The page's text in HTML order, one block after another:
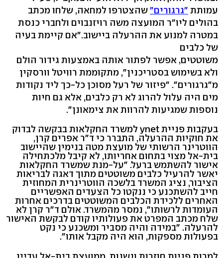
עמותת "גרגורים"שהצטרפו למחאה, שלחו מכתב
בהולים ליו"ר המועצה משה רויזנבוים ולחברי כנסת
במטרה למנוע את ההרעלה ביישוב."אם קיימת בעיה
של כלבים
משוטטים, אפשר לפתור אותה באמצעות גידור הולם
ולא בשימוש בסטריכנין", מתקוממת רוויטל וורסקין
מ"גרגורים". "פיזור של רעל מסוכן כל-כך ליד נקודות
מים היה עלול להרוג לא רק כלבים, אלא גם חיות
נוספות שמגיעות להרוות את צימאונן".
בעקבות פניית ynet למשרד החקלאות בבקשה לבדוק
את חוקיות ההרעלה, התברר כי ד"ר אפרים קרן,
הווטרינר הרשותי של מועצת מטה בנימין שהיישוב
בית-אל מצוי בתחום אחריותו, לא קיבל מלכתחילה
אישור להשתמש ברעל. "על-מנת שמשרד החקלאות
יאשר להרעיל כלבים משוטטים מתוך דאגה לבריאות
הציבור, נציג המשרד בלשכה הווטרינרית המחוזית
חייב להשתכנע כי ננקטו כל הצעדים האפשריים
האחרים ללכידת הכלבים המשוטטים בדרכים אחרות
העומדות לרשותו", נמסר מהמשרד. אולם ד"ר קרן לא
שלח מכתב המפרט את פעולותיו קודם לבקשת האישור
להרעלה. "במידה והיה מסביר ומשכנע כי נקט
בפעולות מספקות, הוא היה מקבל אותו".